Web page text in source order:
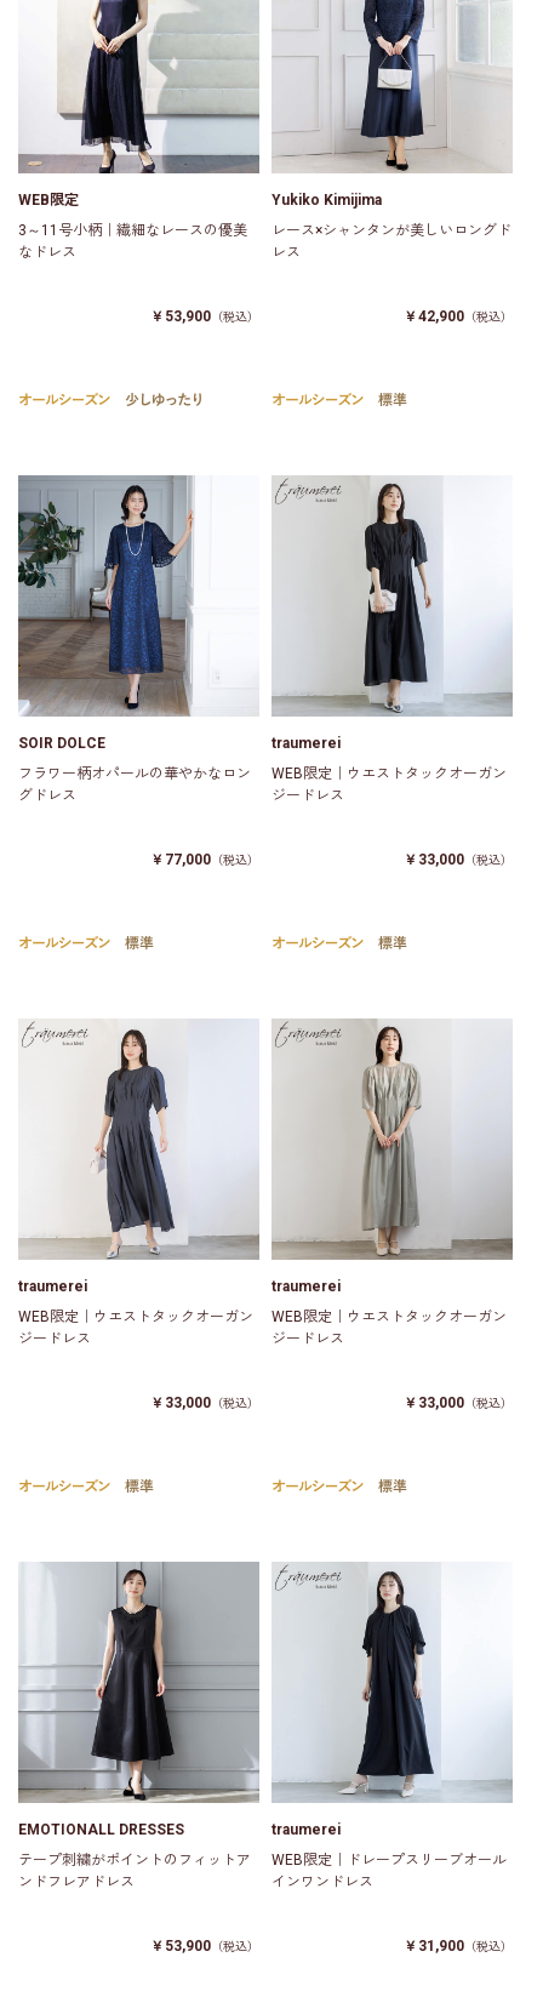
WEB限定
3～11号小柄｜繊細なレースの優美
なドレス
￥53,900 （税込）
Yukiko Kimijima
レース×シャンタンが美しいロングド
レス
￥42,900 （税込）
SOIR DOLCE
フラワー柄オパールの華やかなロン
グドレス
￥77,000 （税込）
traumerei
WEB限定｜ウエストタックオーガン
ジードレス
￥33,000 （税込）
traumerei
WEB限定｜ウエストタックオーガン
ジードレス
￥33,000 （税込）
traumerei
WEB限定｜ウエストタックオーガン
ジードレス
￥33,000 （税込）
EMOTIONALL DRESSES
テープ刺繍がポイントのフィットア
ンドフレアドレス
￥53,900 （税込）
traumerei
WEB限定｜ドレープスリーブオール
インワンドレス
￥31,900 （税込）